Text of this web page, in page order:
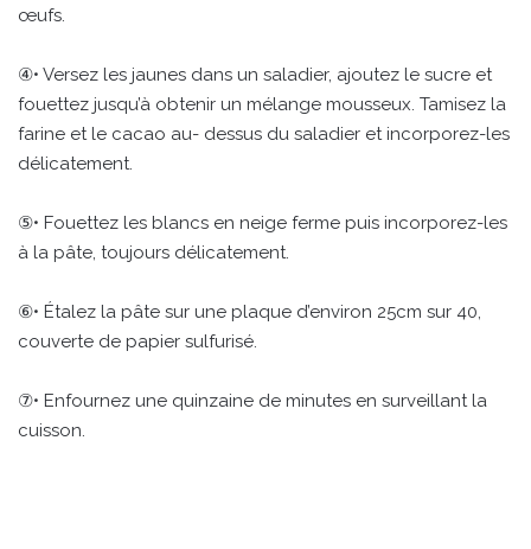
œufs.
④• Versez les jaunes dans un saladier, ajoutez le sucre et
fouettez jusqu’à obtenir un mélange mousseux. Tamisez la
farine et le cacao au- dessus du saladier et incorporez-les
délicatement.
⑤• Fouettez les blancs en neige ferme puis incorporez-les
à la pâte, toujours délicatement.
⑥• Étalez la pâte sur une plaque d’environ 25cm sur 40,
couverte de papier sulfurisé.
⑦• Enfournez une quinzaine de minutes en surveillant la
cuisson.